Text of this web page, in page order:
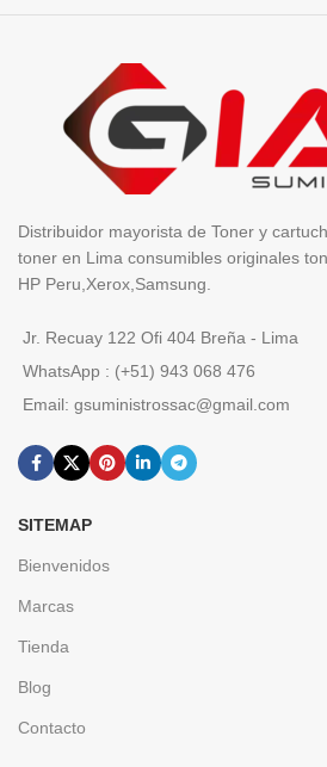
Distribuidor mayorista de Toner y
toner en Lima consumibles originales
HP Peru,Xerox,Samsung.
Jr. Recuay 122 Ofi 404 Breña - Lima
WhatsApp : (+51) 943 068 476
Email: gsuministrossac@gmail.com
SITEMAP
Bienvenidos
Marcas
Tienda
Blog
Contacto